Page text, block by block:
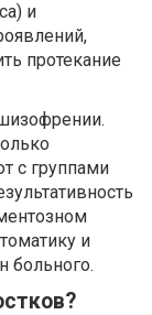
и
протекание
с группами
и
больного.